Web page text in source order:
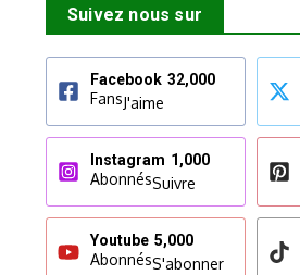
Suivez nous sur
Facebook 32,000
FansJ'aime
Instagram 1,000
AbonnésSuivre
Youtube 5,000
AbonnésS'abonner